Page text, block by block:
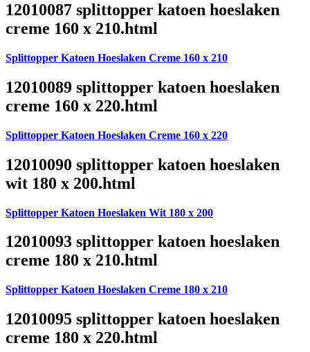
12010087 splittopper katoen hoeslaken
creme 160 x 210.html
Splittopper Katoen Hoeslaken Creme 160 x 210
12010089 splittopper katoen hoeslaken
creme 160 x 220.html
Splittopper Katoen Hoeslaken Creme 160 x 220
12010090 splittopper katoen hoeslaken
wit 180 x 200.html
Splittopper Katoen Hoeslaken Wit 180 x 200
12010093 splittopper katoen hoeslaken
creme 180 x 210.html
Splittopper Katoen Hoeslaken Creme 180 x 210
12010095 splittopper katoen hoeslaken
creme 180 x 220.html